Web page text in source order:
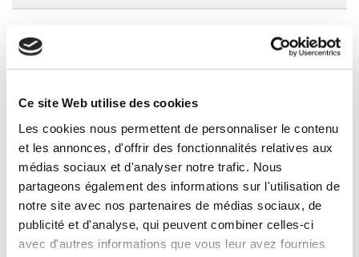
Ce site Web utilise des cookies
Les cookies nous permettent de personnaliser le contenu
et les annonces, d'offrir des fonctionnalités relatives aux
médias sociaux et d'analyser notre trafic. Nous
partageons également des informations sur l'utilisation de
notre site avec nos partenaires de médias sociaux, de
publicité et d'analyse, qui peuvent combiner celles-ci
avec d'autres informations que vous leur avez fournies
V 11930 - COUVERTURE CHARPENTE
ETANCHEITE
Ile-de-France